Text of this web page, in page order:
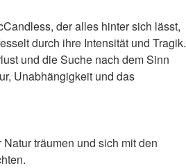
der alles hinter sich lässt,
durch ihre Intensität und Tragik.
und die Suche nach dem Sinn
Unabhängigkeit und das
träumen und sich mit den